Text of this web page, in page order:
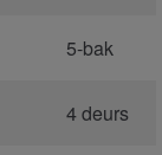
5-bak
4 deurs